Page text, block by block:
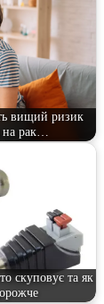
вищий ризик
на рак…
скуповує та як